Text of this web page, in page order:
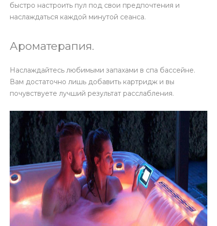
быстро настроить пул под свои предпочтения и
наслаждаться каждой минутой сеанса.
Ароматерапия.
Наслаждайтесь любимыми запахами в спа бассейне.
Вам достаточно лишь добавить картридж и вы
почувствуете лучший результат расслабления.